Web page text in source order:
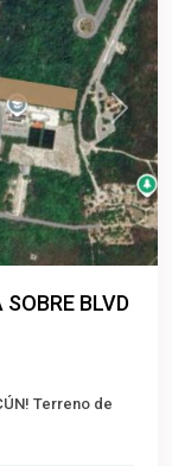
Next
BLVD
Terreno de